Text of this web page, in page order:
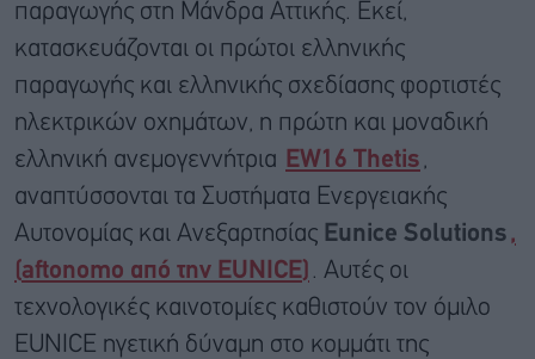
παραγωγής στη Μάνδρα Αττικής. Εκεί,
κατασκευάζονται οι πρώτοι ελληνικής
παραγωγής και ελληνικής σχεδίασης φορτιστές
ηλεκτρικών οχημάτων, η πρώτη και μοναδική
ελληνική ανεμογεννήτρια
EW16 Thetis ,
αναπτύσσονται τα Συστήματα Ενεργειακής
Αυτονομίας και Ανεξαρτησίας Eunice Solutions ,
(aftonomo από την EUNICE . Αυτές οι
τεχνολογικές καινοτομίες καθιστούν τον όμιλο
EUNICE ηγετική δύναμη στο κομμάτι της